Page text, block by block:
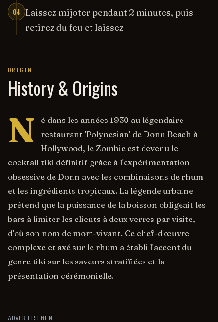
04 Laissez mijoter pendant 2 minutes, puis
retirez du feu et laissez
ORIGIN
History & Origins
N
é dans les années 1930 au légendaire
restaurant 'Polynesian' de Donn Beach à
Hollywood, le Zombie est devenu le
cocktail tiki définitif grâce à l'expérimentation
obsessive de Donn avec les combinaisons de rhum
et les ingrédients tropicaux. La légende urbaine
prétend que la puissance de la boisson obligeait les
bars à limiter les clients à deux verres par visite,
d'où son nom de mort-vivant. Ce chef-d'œuvre
complexe et axé sur le rhum a établi l'accent du
genre tiki sur les saveurs stratifiées et la
présentation cérémonielle.
ADVERTISEMENT